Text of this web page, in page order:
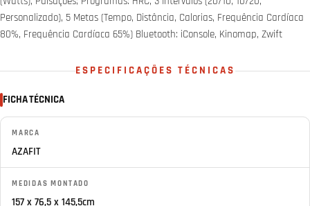
Personalizado), 5 Metas (Tempo, Distância, Calorias, Frequência Cardíaca
80%, Frequência Cardíaca 65%) Bluetooth: iConsole, Kinomap, Zwift
ESPECIFICAÇÕES TÉCNICAS
FICHA TÉCNICA
MARCA
AZAFIT
MEDIDAS MONTADO
157 x 76,5 x 145,5cm